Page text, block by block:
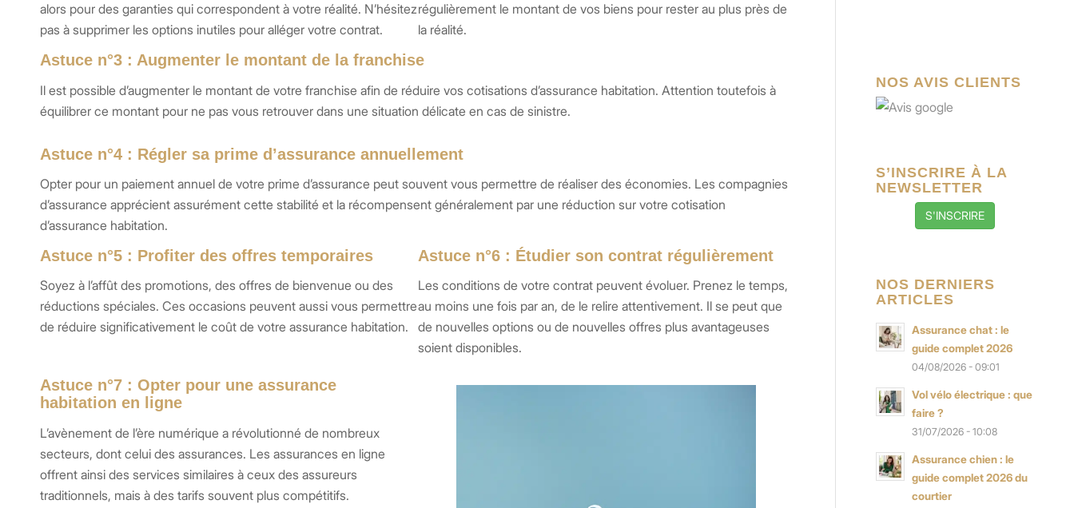
alors pour des garanties qui correspondent à votre réalité. N’hésitez
pas à supprimer les options inutiles pour alléger votre contrat.
régulièrement le montant de vos biens pour rester au plus près de
la réalité.
Astuce n°3 : Augmenter le montant de la franchise
Il est possible d’augmenter le montant de votre franchise afin de réduire vos cotisations d’assurance habitation. Attention toutefois à
équilibrer ce montant pour ne pas vous retrouver dans une situation délicate en cas de sinistre.
Astuce n°4 : Régler sa prime d’assurance annuellement
Opter pour un paiement annuel de votre prime d’assurance peut souvent vous permettre de réaliser des économies. Les compagnies
d’assurance apprécient assurément cette stabilité et la récompensent généralement par une réduction sur votre cotisation
d’assurance habitation.
Astuce n°5 : Profiter des offres temporaires
Soyez à l’affût des promotions, des offres de bienvenue ou des
réductions spéciales. Ces occasions peuvent aussi vous permettre
de réduire significativement le coût de votre assurance habitation.
Astuce n°6 : Étudier son contrat régulièrement
Les conditions de votre contrat peuvent évoluer. Prenez le temps,
au moins une fois par an, de le relire attentivement. Il se peut que
de nouvelles options ou de nouvelles offres plus avantageuses
soient disponibles.
Astuce n°7 : Opter pour une assurance
habitation en ligne
L’avènement de l’ère numérique a révolutionné de nombreux
secteurs, dont celui des assurances. Les assurances en ligne
offrent ainsi des services similaires à ceux des assureurs
traditionnels, mais à des tarifs souvent plus compétitifs.
NOS AVIS CLIENTS
S’INSCRIRE À LA
NEWSLETTER
S'INSCRIRE
NOS DERNIERS
ARTICLES
Assurance chat : le
guide complet 2026
04/08/2026 - 09:01
Vol vélo électrique : que
faire ?
31/07/2026 - 10:08
Assurance chien : le
guide complet 2026 du
courtier